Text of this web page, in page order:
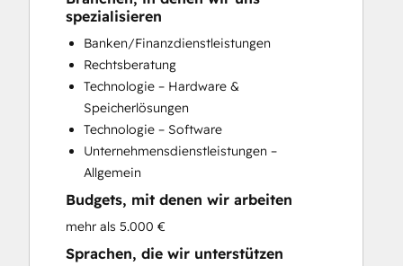
CRM Migration
Customer Marketing
Customer Success Training
Customer Support Training
Customer Survey and Analysis
Email Marketing
Full Inbound Marketing Services
Help Desk Implementation
Knowledge Base Development
Paid Advertising
Programmable Automation
spezialisieren
Banken/Finanzdienstleistungen
Rechtsberatung
Technologie – Hardware &
Speicherlösungen
Technologie – Software
Unternehmensdienstleistungen –
Allgemein
Budgets, mit denen wir arbeiten
mehr als 5.000 €
Sprachen, die wir unterstützen